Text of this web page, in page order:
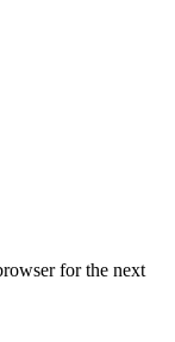
for the next